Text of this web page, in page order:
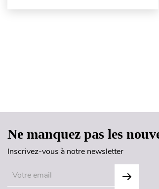
Ne manquez pas les
Inscrivez-vous à notre newsletter